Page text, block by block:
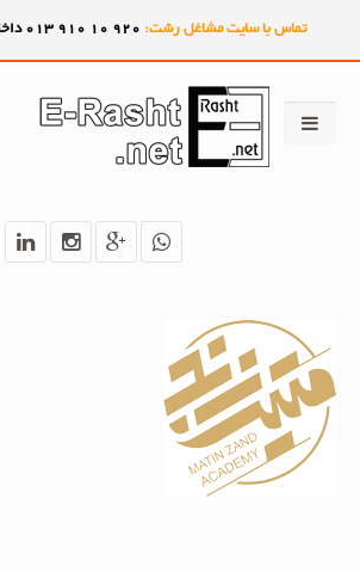
تماس با سایت مشاغل رشت: 920
10
910 013 داخلی 1